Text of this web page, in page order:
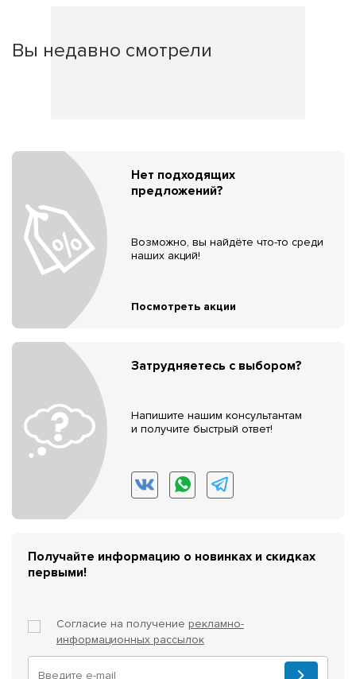
Вы недавно смотрели
Нет подходящих
предложений?
Возможно, вы найдёте что-то среди
наших акций!
Посмотреть акции
Затрудняетесь с выбором?
Напишите нашим консультантам
и получите быстрый ответ!
Получайте информацию о новинках и скидках
первыми!
Согласие на получение рекламно-
информационных рассылок